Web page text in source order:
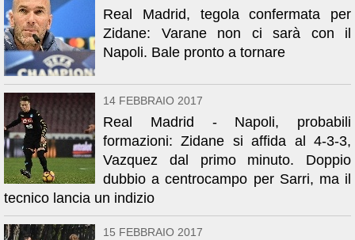
Real Madrid, tegola confermata per
Zidane: Varane non ci sarà con il
Napoli. Bale pronto a tornare
14 FEBBRAIO 2017
Real Madrid - Napoli, probabili
formazioni: Zidane si affida al 4-3-3,
Vazquez dal primo minuto. Doppio
dubbio a centrocampo per Sarri, ma il
tecnico lancia un indizio
15 FEBBRAIO 2017